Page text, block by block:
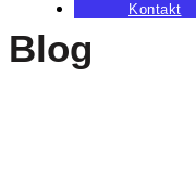
Kontakt
Blog